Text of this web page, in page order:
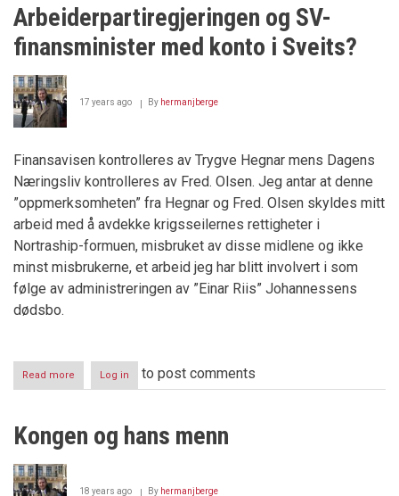
aksjon?
Arbeiderpartiregjeringen og SV-
finansminister med konto i Sveits?
17 years ago By hermanjberge
Finansavisen kontrolleres av Trygve Hegnar mens Dagens
Næringsliv kontrolleres av Fred. Olsen. Jeg antar at denne
”oppmerksomheten” fra Hegnar og Fred. Olsen skyldes mitt
arbeid med å avdekke krigsseilernes rettigheter i
Nortraship-formuen, misbruket av disse midlene og ikke
minst misbrukerne, et arbeid jeg har blitt involvert i som
følge av administreringen av ”Einar Riis” Johannessens
dødsbo.
Read more about
Arbeiderpartiregjeringen
finansminister
Log in to post comments
Kongen og hans menn
18 years ago By hermanjberge